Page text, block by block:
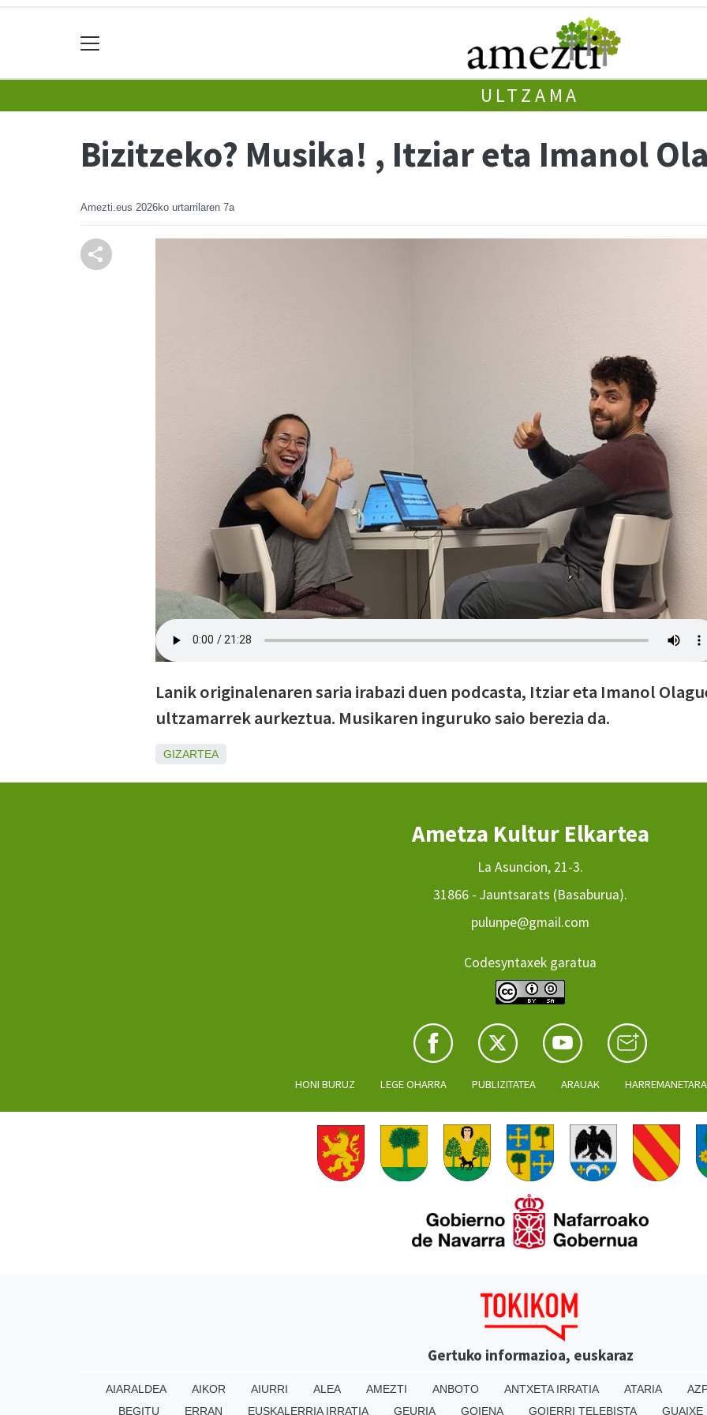
ULTZAMA
Bizitzeko? Musika! , Itziar eta Imanol
Amezti.eus 2026ko urtarrilaren 7a
Lanik originalenaren saria irabazi duen podcasta, Itziar eta Imanol
ultzamarrek aurkeztua. Musikaren inguruko saio berezia da.
GIZARTEA
Ametza Kultur Elkartea
La Asuncion, 21-3.
31866 - Jauntsarats (Basaburua).
pulunpe@gmail.com
Codesyntaxek garatua
HONI BURUZ LEGE OHARRA PUBLIZITATEA ARAUAK
Gertuko informazioa, euskaraz
AIARALDEA AIKOR AIURRI ALEA AMEZTI ANBOTO ANTXETA IRRATIA ATARIA
BEGITU
ERRAN EUSKALERRIA IRRATIA GEURIA GOIENA GOIERRI TELEBISTA GUAIXE